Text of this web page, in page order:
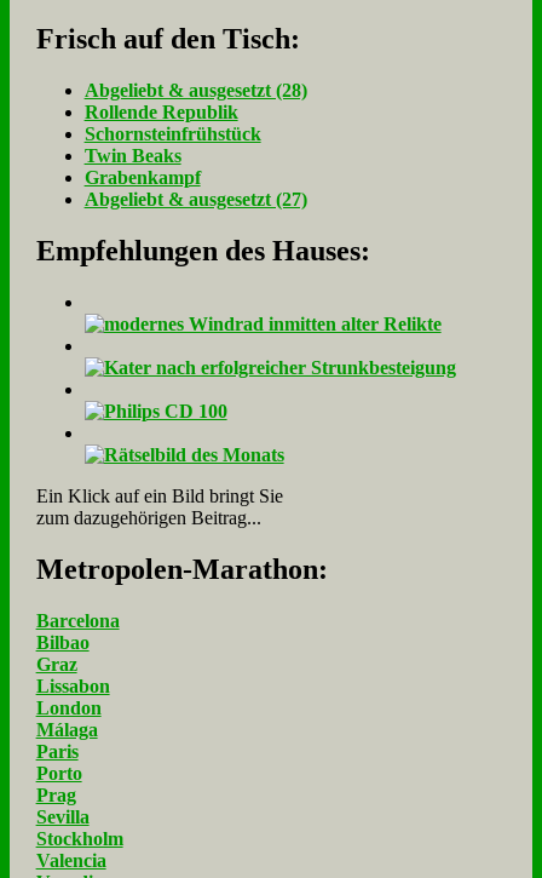
Frisch auf den Tisch:
Ab­ge­liebt & aus­ge­setzt (28)
Rol­len­de Re­pu­blik
Schorn­stein­früh­stück
Twin Beaks
Gra­ben­kampf
Ab­ge­liebt & aus­ge­setzt (27)
Empfehlungen des Hauses:
Ein Klick auf ein Bild bringt Sie
zum dazugehörigen Beitrag...
Me­tro­po­len-Ma­ra­thon:
Barcelona
Bilbao
Graz
Lissabon
London
Málaga
Paris
Porto
Prag
Sevilla
Stockholm
Valencia